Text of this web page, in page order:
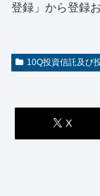
登録」から登録
10Q投資信託及び
X